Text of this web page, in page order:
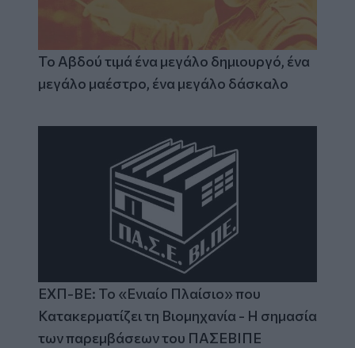
Το Αβδού τιμά ένα μεγάλο δημιουργό, ένα
μεγάλο μαέστρο, ένα μεγάλο δάσκαλο
ΕΧΠ-ΒΕ: Το «Ενιαίο Πλαίσιο» που
Κατακερματίζει τη Βιομηχανία - Η σημασία
των παρεμβάσεων του ΠΑΣΕΒΙΠΕ